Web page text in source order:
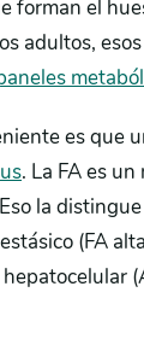
forman el
adultos,
es que
. La FA es
la
(FA